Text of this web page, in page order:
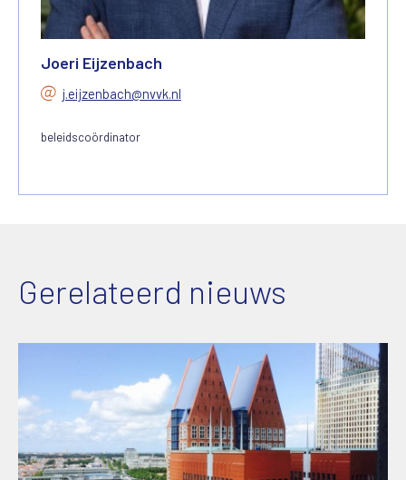
Joeri Eijzenbach
j.eijzenbach@nvvk.nl
beleidscoördinator
Gerelateerd nieuws